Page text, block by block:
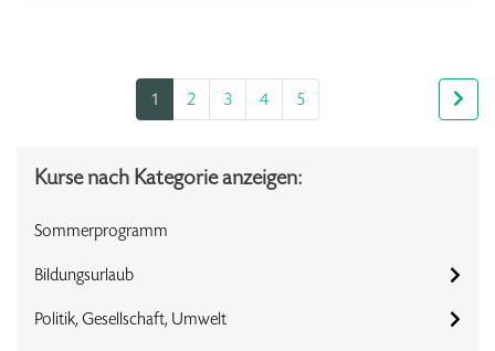
1 2 3 4 5
Kurse nach Kategorie anzeigen:
Sommerprogramm
Bildungsurlaub
Politik, Gesellschaft, Umwelt